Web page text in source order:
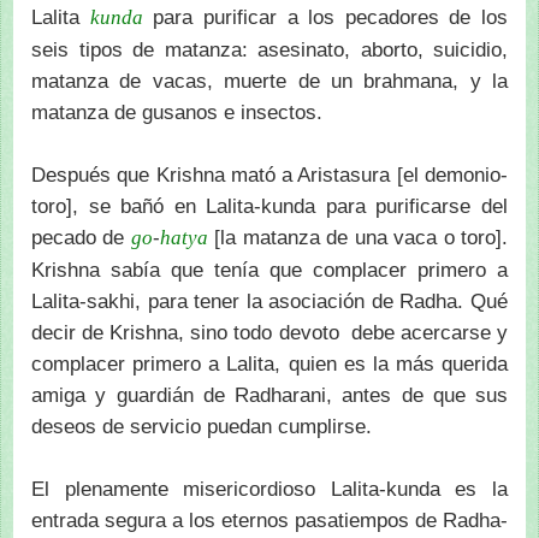
Lalita kunda para purificar a los pecadores de los
seis tipos de matanza: asesinato, aborto, suicidio,
matanza de vacas, muerte de un brahmana, y la
matanza de gusanos e insectos.
Después que Krishna mató a Aristasura [el demonio-
toro], se bañó en Lalita-kunda para purificarse del
pecado de go-hatya [la matanza de una vaca o toro].
Krishna sabía que tenía que complacer primero a
Lalita-sakhi, para tener la asociación de Radha. Qué
decir de Krishna, sino todo devoto debe acercarse y
complacer primero a Lalita, quien es la más querida
amiga y guardián de Radharani, antes de que sus
deseos de servicio puedan cumplirse.
El plenamente misericordioso Lalita-kunda es la
entrada segura a los eternos pasatiempos de Radha-